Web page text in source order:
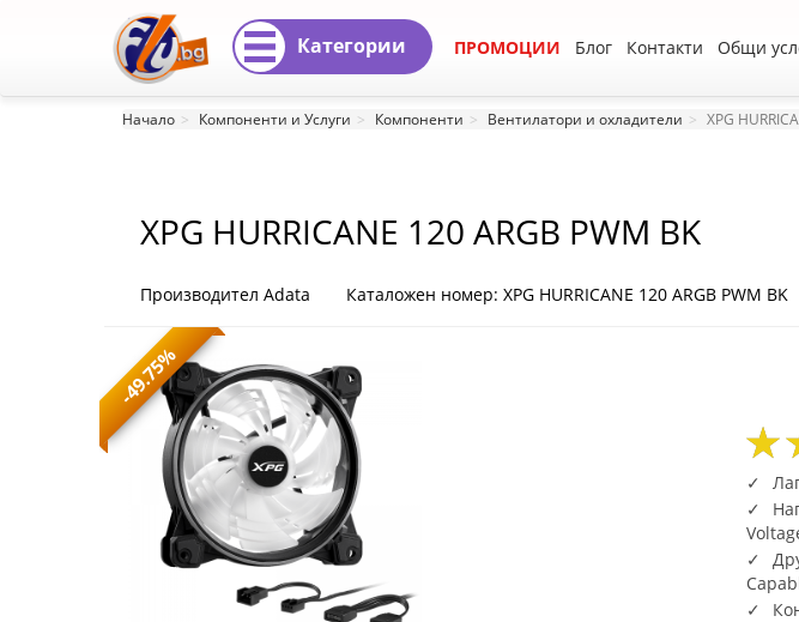
XPG
ARGB
PWM
BK
XPG
HURRICANE
120
ARGB
PWM
Категории ПРОМОЦИИ Блог Контакти Общи
Начало Компоненти и Услуги Компоненти Вентилатори и охладители XPG
XPG HURRICANE 120 ARGB PWM BK
Производител Adata Каталожен номер: XPG HURRICANE 120 ARGB PWM BK
-49.75%